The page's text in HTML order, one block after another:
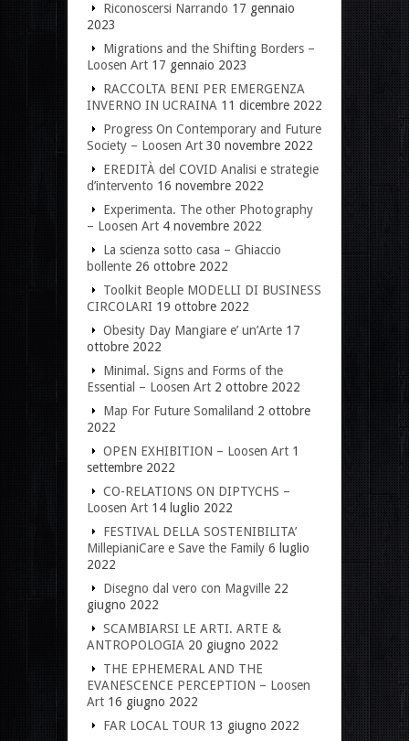
Riconoscersi Narrando 17 gennaio
2023
Migrations and the Shifting Borders –
Loosen Art 17 gennaio 2023
RACCOLTA BENI PER EMERGENZA
INVERNO IN UCRAINA 11 dicembre 2022
Progress On Contemporary and Future
Society – Loosen Art 30 novembre 2022
EREDITÀ del COVID Analisi e strategie
d’intervento 16 novembre 2022
Experimenta. The other Photography
– Loosen Art 4 novembre 2022
La scienza sotto casa – Ghiaccio
bollente 26 ottobre 2022
Toolkit Beople MODELLI DI BUSINESS
CIRCOLARI 19 ottobre 2022
Obesity Day Mangiare e’ un’Arte 17
ottobre 2022
Minimal. Signs and Forms of the
Essential – Loosen Art 2 ottobre 2022
Map For Future Somaliland 2 ottobre
2022
OPEN EXHIBITION – Loosen Art 1
settembre 2022
CO-RELATIONS ON DIPTYCHS –
Loosen Art 14 luglio 2022
FESTIVAL DELLA SOSTENIBILITA’
MillepianiCare e Save the Family 6 luglio
2022
Disegno dal vero con Magville 22
giugno 2022
SCAMBIARSI LE ARTI. ARTE &
ANTROPOLOGIA 20 giugno 2022
THE EPHEMERAL AND THE
EVANESCENCE PERCEPTION – Loosen
Art 16 giugno 2022
FAR LOCAL TOUR 13 giugno 2022